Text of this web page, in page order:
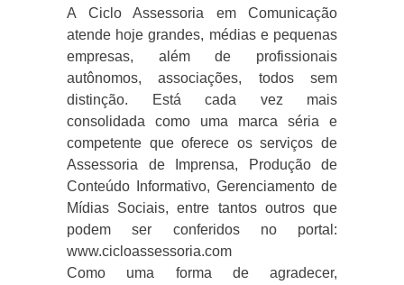
A Ciclo Assessoria em Comunicação
atende hoje grandes, médias e pequenas
empresas, além de profissionais
autônomos, associações, todos sem
distinção. Está cada vez mais
consolidada como uma marca séria e
competente que oferece os serviços de
Assessoria de Imprensa, Produção de
Conteúdo Informativo, Gerenciamento de
Mídias Sociais, entre tantos outros que
podem ser conferidos no portal:
www.cicloassessoria.com
Como uma forma de agradecer,